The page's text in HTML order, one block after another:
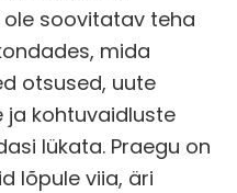
ole soovitatav teha
mida
otsused, uute
kohtuvaidluste
lükata. Praegu on
lõpule viia, äri